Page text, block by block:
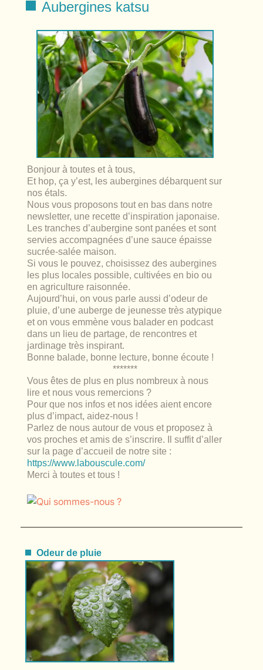
Aubergines katsu
Bonjour à toutes et à tous,
Et hop, ça y’est, les aubergines débarquent sur
nos étals.
Nous vous proposons tout en bas dans notre
newsletter, une recette d’inspiration japonaise.
Les tranches d’aubergine sont panées et sont
servies accompagnées d’une sauce épaisse
sucrée-salée maison.
Si vous le pouvez, choisissez des aubergines
les plus locales possible, cultivées en bio ou
en agriculture raisonnée.
Aujourd’hui, on vous parle aussi d’odeur de
pluie, d’une auberge de jeunesse très atypique
et on vous emmène vous balader en podcast
dans un lieu de partage, de rencontres et
jardinage très inspirant.
Bonne balade, bonne lecture, bonne écoute !
*******
Vous êtes de plus en plus nombreux à nous
lire et nous vous remercions ?
Pour que nos infos et nos idées aient encore
plus d’impact,aidez-nous !
Parlez de nous autour de vous et proposez à
vos proches et amis de s’inscrire. Il suffit d’aller
sur la page d’accueil de notre site :
https://www.labouscule.com/
Merci à toutes et tous !
Odeur de pluie